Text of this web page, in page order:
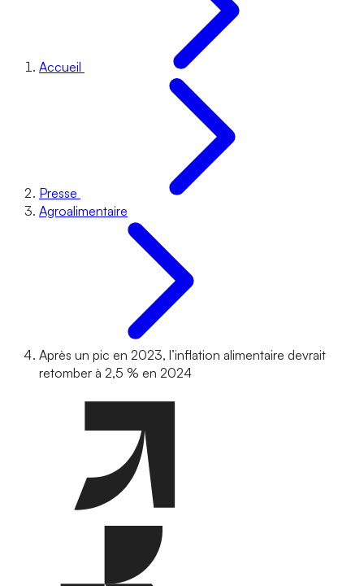
Accueil
Presse
Agroalimentaire
Après un pic en 2023, l’inflation alimentaire devrait
retomber à 2,5 % en 2024